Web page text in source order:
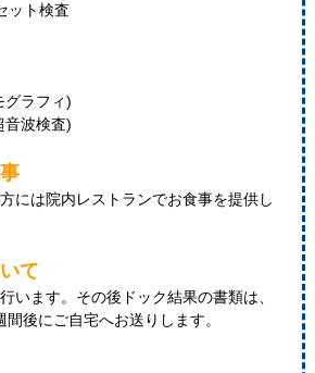
ット検査
グラフィ)
音波検査)
には院内レストランでお食事を提供し
て
います。その後ドック結果の書類は、
後にご自宅へお送りします。